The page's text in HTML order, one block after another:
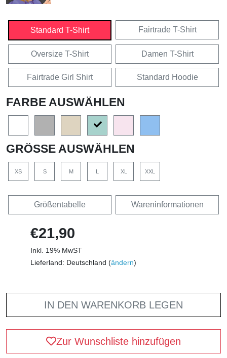
Standard T-Shirt Fairtrade T-Shirt
Oversize T-Shirt Damen T-Shirt
Fairtrade Girl Shirt Standard Hoodie
FARBE AUSWÄHLEN
GRÖSSE AUSWÄHLEN
XS S M L XL XXL
Größentabelle Wareninformationen
€21,90
Inkl. 19% MwST
Lieferland: Deutschland (ändern)
IN DEN WARENKORB LEGEN
Zur Wunschliste hinzufügen